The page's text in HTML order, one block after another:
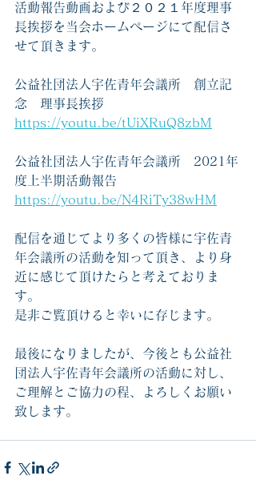
活動報告動画および２０２１年度理事
長挨拶を当会ホームページにて配信さ
せて頂きます。
公益社団法人宇佐青年会議所　創立記
念　理事長挨拶
https://youtu.be/tUiXRuQ8zbM
公益社団法人宇佐青年会議所　2021年
度上半期活動報告
https://youtu.be/N4RiTy38wHM
配信を通じてより多くの皆様に宇佐青
年会議所の活動を知って頂き、より身
近に感じて頂けたらと考えておりま
す。
是非ご覧頂けると幸いに存じます。
最後になりましたが、今後とも公益社
団法人宇佐青年会議所の活動に対し、
ご理解とご協力の程、よろしくお願い
致します。